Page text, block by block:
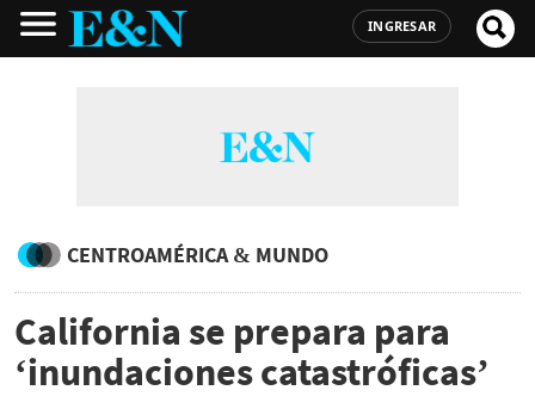
INGRESAR
CENTROAMÉRICA & MUNDO
California se prepara para
‘inundaciones catastróficas’